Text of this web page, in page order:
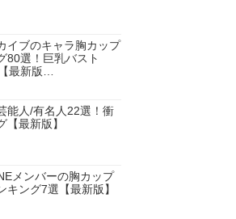
イブのキャラ胸カップ
80選！巨乳バスト
最新版…
能人/有名人22選！衝
【最新版】
メンバーの胸カップ
キング7選【最新版】